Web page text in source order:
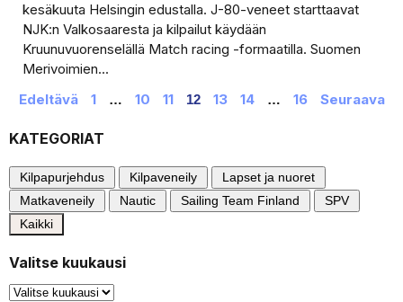
kesäkuuta Helsingin edustalla. J-80-veneet starttaavat
NJK:n Valkosaaresta ja kilpailut käydään
Kruunuvuorenselällä Match racing -formaatilla. Suomen
Merivoimien...
Edeltävä
1 … 10 11 12 13 14 … 16 Seuraava
KATEGORIAT
Kilpapurjehdus Kilpaveneily
Lapset ja nuoret
Matkaveneily
Nautic Sailing Team Finland
SPV
Kaikki
Valitse kuukausi